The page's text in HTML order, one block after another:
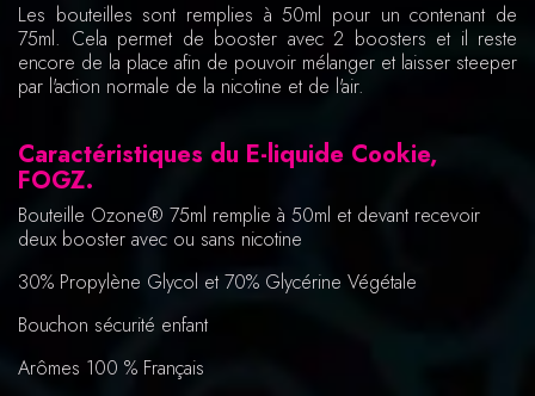
Les bouteilles sont remplies à 50ml pour un contenant de
75ml. Cela permet de booster avec 2 boosters et il reste
encore de la place afin de pouvoir mélanger et laisser steeper
par l'action normale de la nicotine et de l'air.
Caractéristiques du E-liquide Cookie,
FOGZ.
Bouteille Ozone® 75ml remplie à 50ml et devant recevoir
deux booster avec ou sans nicotine
30% Propylène Glycol et 70% Glycérine Végétale
Bouchon sécurité enfant
Arômes 100 % Français